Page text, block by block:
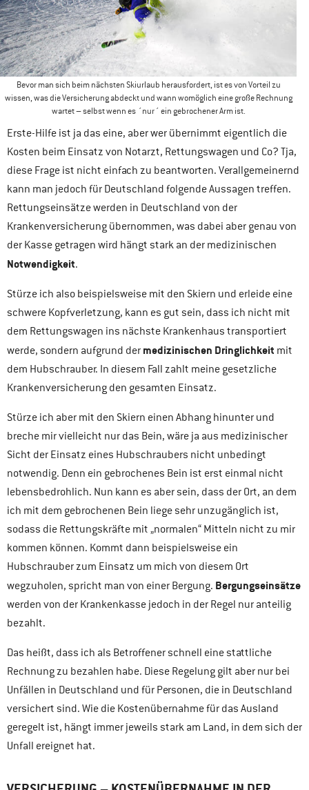
Bevor man sich beim nächsten Skiurlaub herausfordert, ist es von Vorteil zu
wissen, was die Versicherung abdeckt und wann womöglich eine große Rechnung
wartet – selbst wenn es ´nur´ ein gebrochener Arm ist.
Erste-Hilfe ist ja das eine, aber wer übernimmt eigentlich die
Kosten beim Einsatz von Notarzt, Rettungswagen und Co? Tja,
diese Frage ist nicht einfach zu beantworten. Verallgemeinernd
kann man jedoch für Deutschland folgende Aussagen treffen.
Rettungseinsätze werden in Deutschland von der
Krankenversicherung übernommen, was dabei aber genau von
der Kasse getragen wird hängt stark an der medizinischen
Notwendigkeit.
Stürze ich also beispielsweise mit den Skiern und erleide eine
schwere Kopfverletzung, kann es gut sein, dass ich nicht mit
dem Rettungswagen ins nächste Krankenhaus transportiert
werde, sondern aufgrund der medizinischen Dringlichkeit mit
dem Hubschrauber. In diesem Fall zahlt meine gesetzliche
Krankenversicherung den gesamten Einsatz.
Stürze ich aber mit den Skiern einen Abhang hinunter und
breche mir vielleicht nur das Bein, wäre ja aus medizinischer
Sicht der Einsatz eines Hubschraubers nicht unbedingt
notwendig. Denn ein gebrochenes Bein ist erst einmal nicht
lebensbedrohlich. Nun kann es aber sein, dass der Ort, an dem
ich mit dem gebrochenen Bein liege sehr unzugänglich ist,
sodass die Rettungskräfte mit „normalen“ Mitteln nicht zu mir
kommen können. Kommt dann beispielsweise ein
Hubschrauber zum Einsatz um mich von diesem Ort
wegzuholen, spricht man von einer Bergung. Bergungseinsätze
werden von der Krankenkasse jedoch in der Regel nur anteilig
bezahlt.
Das heißt, dass ich als Betroffener schnell eine stattliche
Rechnung zu bezahlen habe. Diese Regelung gilt aber nur bei
Unfällen in Deutschland und für Personen, die in Deutschland
versichert sind. Wie die Kostenübernahme für das Ausland
geregelt ist, hängt immer jeweils stark am Land, in dem sich der
Unfall ereignet hat.